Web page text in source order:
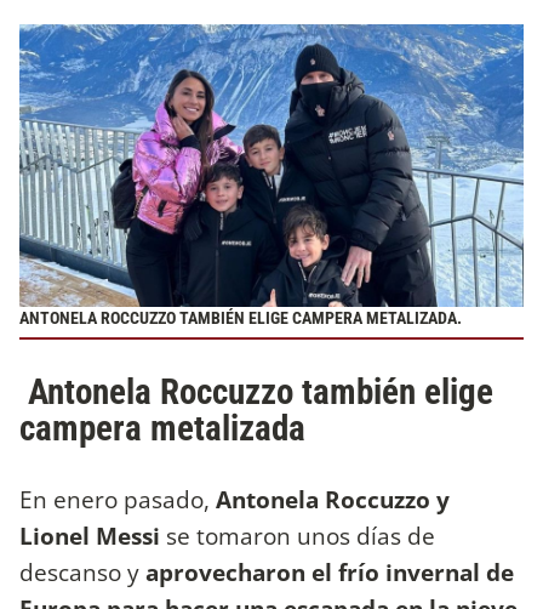
ANTONELA ROCCUZZO TAMBIÉN ELIGE CAMPERA METALIZADA.
Antonela Roccuzzo también elige
campera metalizada
En enero pasado, Antonela Roccuzzo y
Lionel Messi se tomaron unos días de
descanso yaprovecharon el frío invernal de